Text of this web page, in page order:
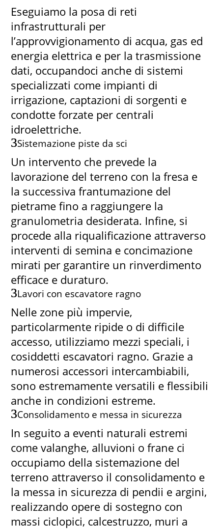
Eseguiamo la posa di reti
infrastrutturali per
l’approvvigionamento di acqua, gas ed
energia elettrica e per la trasmissione
dati, occupandoci anche di sistemi
specializzati come impianti di
irrigazione, captazioni di sorgenti e
condotte forzate per centrali
idroelettriche.
Sistemazione piste da sci
Un intervento che prevede la
lavorazione del terreno con la fresa e
la successiva frantumazione del
pietrame fino a raggiungere la
granulometria desiderata. Infine, si
procede alla riqualificazione attraverso
interventi di semina e concimazione
mirati per garantire un rinverdimento
efficace e duraturo.
Lavori con escavatore ragno
Nelle zone più impervie,
particolarmente ripide o di difficile
accesso, utilizziamo mezzi speciali, i
cosiddetti escavatori ragno. Grazie a
numerosi accessori intercambiabili,
sono estremamente versatili e flessibili
anche in condizioni estreme.
Consolidamento e messa in sicurezza
In seguito a eventi naturali estremi
come valanghe, alluvioni o frane ci
occupiamo della sistemazione del
terreno attraverso il consolidamento e
la messa in sicurezza di pendii e argini,
realizzando opere di sostegno con
massi ciclopici, calcestruzzo, muri a